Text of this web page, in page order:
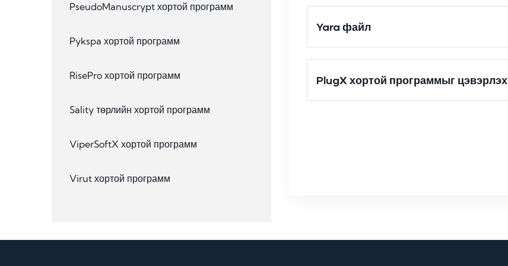
Yara файл
PlugX хортой программыг цэвэрлэх
PseudoManuscrypt хортой программ
Pykspa хортой программ
RisePro хортой программ
Sality төрлийн хортой программ
ViperSoftX хортой программ
Virut хортой программ